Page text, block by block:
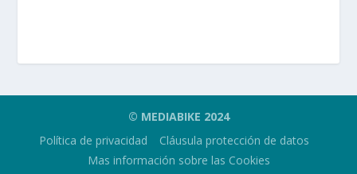
© MEDIABIKE 2024
Política de privacidad
Cláusula protección de datos
Mas información sobre las Cookies